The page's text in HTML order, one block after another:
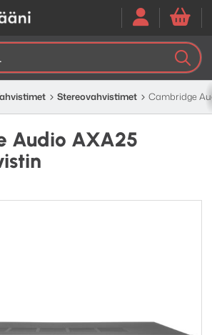
Stereo­­vahvistimet Cambridge
Audio AXA25